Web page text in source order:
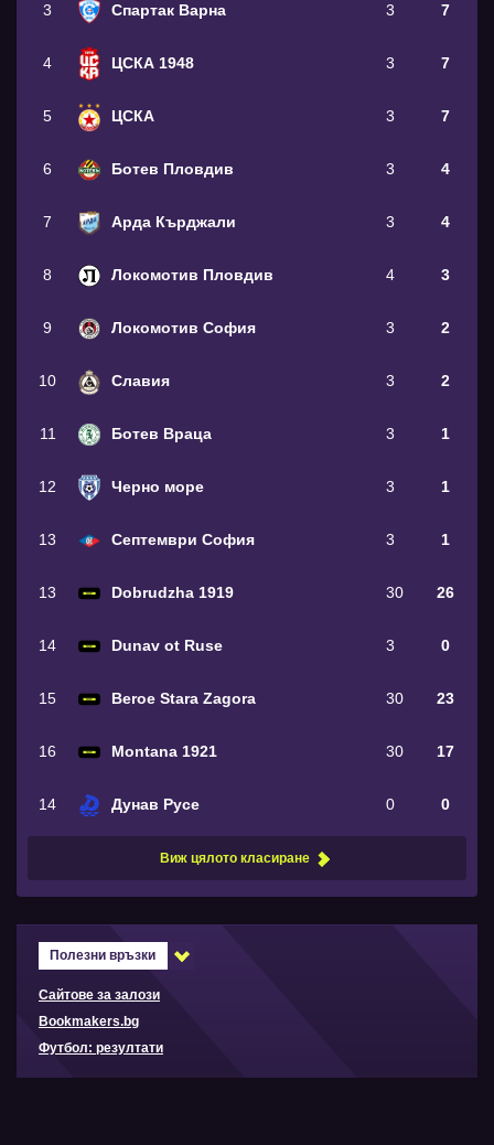
3 Спартак Варна 3 7
4 ЦСКА 1948 3 7
5 ЦСКА 3 7
6 Ботев Пловдив 3 4
7 Арда Кърджали 3 4
8 Локомотив Пловдив 4 3
9 Локомотив София 3 2
10 Славия 3 2
11 Ботев Враца 3 1
12 Черно море 3 1
13 Септември София 3 1
13 Dobrudzha 1919 30 26
14 Dunav ot Ruse 3 0
15 Beroe Stara Zagora 30 23
16 Montana 1921 30 17
14 Дунав Русе 0 0
Виж цялото класиране
Полезни връзки
Сайтове за залози
Bookmakers.bg
Футбол: резултати